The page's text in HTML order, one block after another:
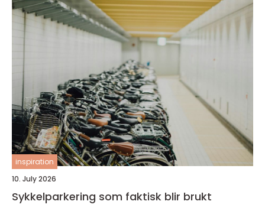
inspiration
10. July 2026
Sykkelparkering som faktisk blir brukt